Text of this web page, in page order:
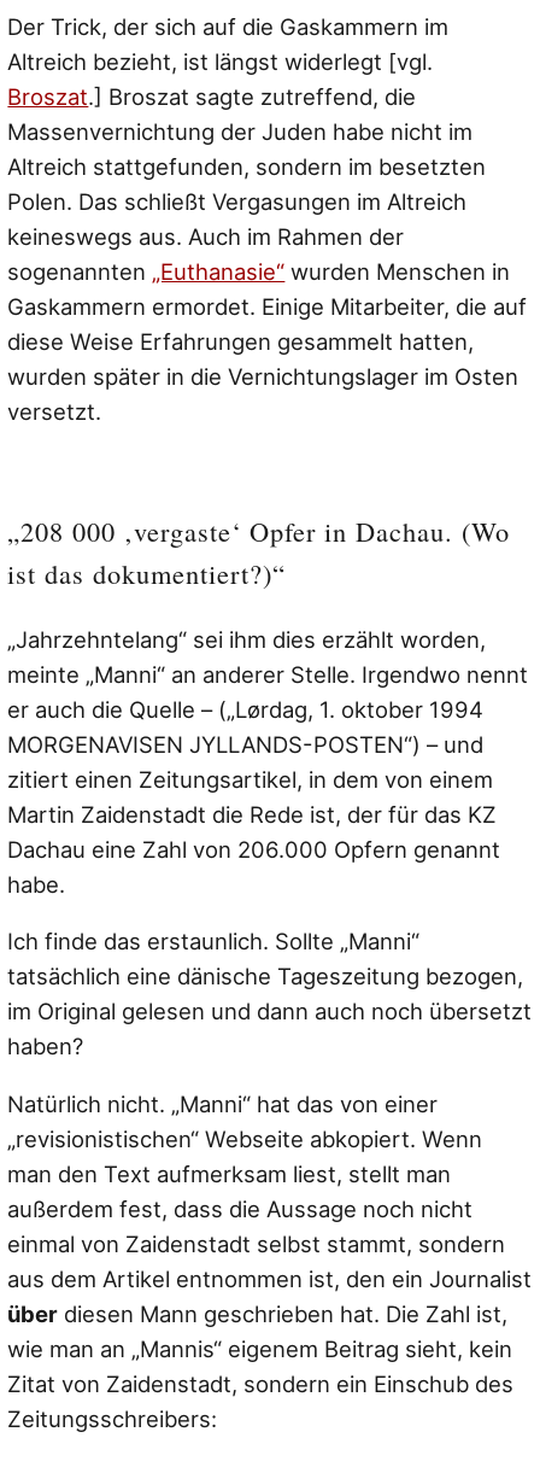
Der Trick, der sich auf die Gaskammern im
Altreich bezieht, ist längst widerlegt [vgl.
Broszat.] Broszat sagte zutreffend, die
Massenvernichtung der Juden habe nicht im
Altreich stattgefunden, sondern im besetzten
Polen. Das schließt Vergasungen im Altreich
keineswegs aus. Auch im Rahmen der
sogenannten „Euthanasie“ wurden Menschen in
Gaskammern ermordet. Einige Mitarbeiter, die auf
diese Weise Erfahrungen gesammelt hatten,
wurden später in die Vernichtungslager im Osten
versetzt.
„208 000 ‚vergaste‘ Opfer in Dachau. (Wo
ist das dokumentiert?)“
„Jahrzehntelang“ sei ihm dies erzählt worden,
meinte „Manni“ an anderer Stelle. Irgendwo nennt
er auch die Quelle – („Lørdag, 1. oktober 1994
MORGENAVISEN JYLLANDS-POSTEN“) – und
zitiert einen Zeitungsartikel, in dem von einem
Martin Zaidenstadt die Rede ist, der für das KZ
Dachau eine Zahl von 206.000 Opfern genannt
habe.
Ich finde das erstaunlich. Sollte „Manni“
tatsächlich eine dänische Tageszeitung bezogen,
im Original gelesen und dann auch noch übersetzt
haben?
Natürlich nicht. „Manni“ hat das von einer
„revisionistischen“ Webseite abkopiert. Wenn
man den Text aufmerksam liest, stellt man
außerdem fest, dass die Aussage noch nicht
einmal von Zaidenstadt selbst stammt, sondern
aus dem Artikel entnommen ist, den ein Journalist
über diesen Mann geschrieben hat. Die Zahl ist,
wie man an „Mannis“ eigenem Beitrag sieht, kein
Zitat von Zaidenstadt, sondern ein Einschub des
Zeitungsschreibers: